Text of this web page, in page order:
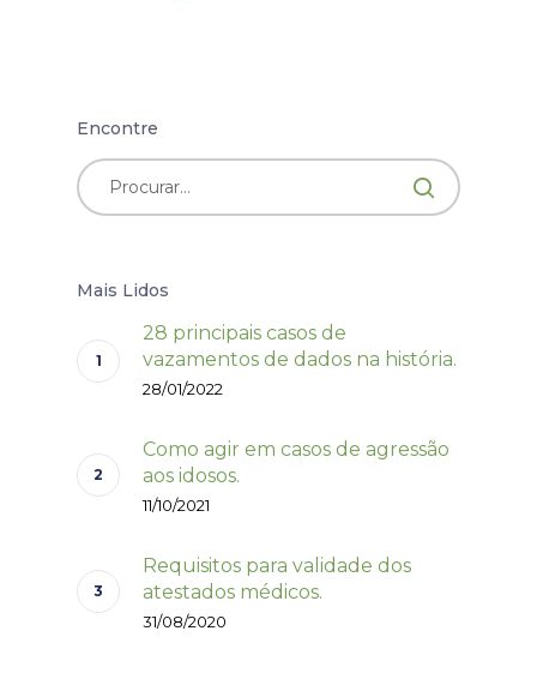
Encontre
Mais Lidos
28 principais casos de
vazamentos de dados na história.
28/01/2022
Como agir em casos de agressão
aos idosos.
11/10/2021
Requisitos para validade dos
atestados médicos.
31/08/2020